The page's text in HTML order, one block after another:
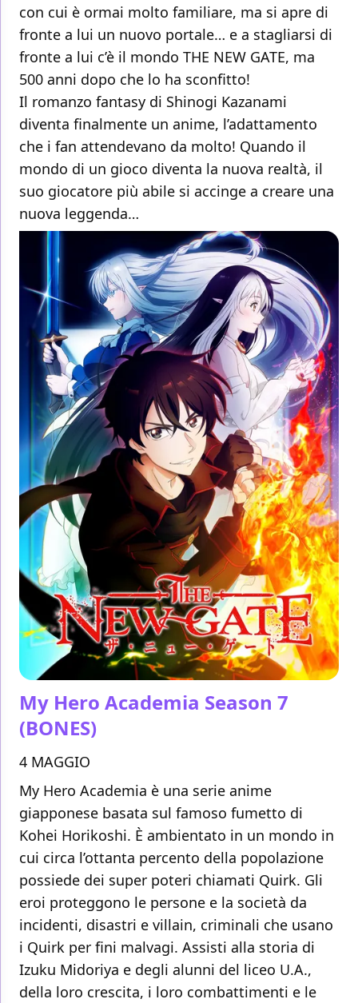
con cui è ormai molto familiare, ma si apre di
fronte a lui un nuovo portale… e a stagliarsi di
fronte a lui c’è il mondo THE NEW GATE, ma
500 anni dopo che lo ha sconfitto!
Il romanzo fantasy di Shinogi Kazanami
diventa finalmente un anime, l’adattamento
che i fan attendevano da molto! Quando il
mondo di un gioco diventa la nuova realtà, il
suo giocatore più abile si accinge a creare una
nuova leggenda…
My Hero Academia Season 7
(BONES)
4 MAGGIO
My Hero Academia è una serie anime
giapponese basata sul famoso fumetto di
Kohei Horikoshi. È ambientato in un mondo in
cui circa l’ottanta percento della popolazione
possiede dei super poteri chiamati Quirk. Gli
eroi proteggono le persone e la società da
incidenti, disastri e villain, criminali che usano
i Quirk per fini malvagi. Assisti alla storia di
Izuku Midoriya e degli alunni del liceo U.A.,
della loro crescita, i loro combattimenti e le